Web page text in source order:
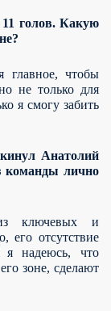
голов. Какую
чтобы
не только для
я смогу забить
Анатолий
команды лично
ключевых и
его отсутствие
я надеюсь, что
зоне, сделают